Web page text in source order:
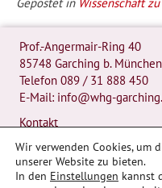
Gepostet in Wissenschaft zu
Prof.-Angermair-Ring 40
85748 Garching b. München
Telefon 089 / 31 888 450
E-Mail: info@whg-
Kontakt
Presse
© 2026 Werner Heisenberg
Wir verwenden Cookies, um
unserer Website zu bieten.
In den Einstellungen kannst